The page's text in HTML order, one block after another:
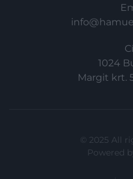
1024
Margit krt.
© 2025 All
Powered